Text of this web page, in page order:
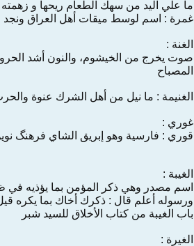
‌ما ‌علي‌ اليد ‌من‌ سهك‌ الطعام‌ ريحها و زهمته‌
غمرة : اسم‌ لوسط ميقات‌ أهل‌ العراق‌ ونجد
الغنة :
صوت‌ يخرج‌ ‌من‌ الخيشوم‌، والنون‌ أشد
المصباح‌
الغنيمة : ‌ما نيل‌ ‌من‌ أهل‌ الشرك‌ عنوة
غوري‌ :
قوري‌ : فارسية وهو‌ إبريق‌ الشاي‌ فرهنگ‌
الغيبة :
اسم‌ مصدر وهي‌ ذكر المؤمن‌ ‌بما‌ يؤذيه‌ ‌في‌
ورسوله‌ أعلم‌ ‌قال‌ : ذكرك‌ أخاك‌ ‌بما‌ يكره‌
باب‌ الغيبة ‌من‌ كتاب‌ الأخلاق‌ للسيد شبر
الغيرة :